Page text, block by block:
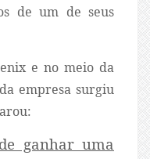
de um de seus
e no meio da
empresa surgiu
ganhar uma